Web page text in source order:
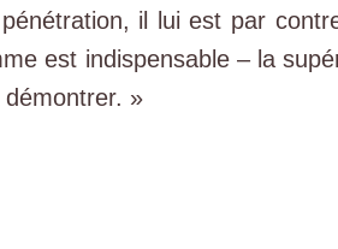
il lui est par
est indispensable – la
démontrer. »